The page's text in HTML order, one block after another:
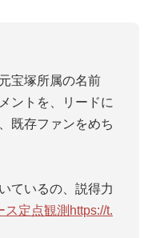
宝塚所属の名前
ントを、リードに
既存ファンをめち
ているの、説得力
ス定点観測 https://t.
は、アイキャッチに
を用いて作成してお